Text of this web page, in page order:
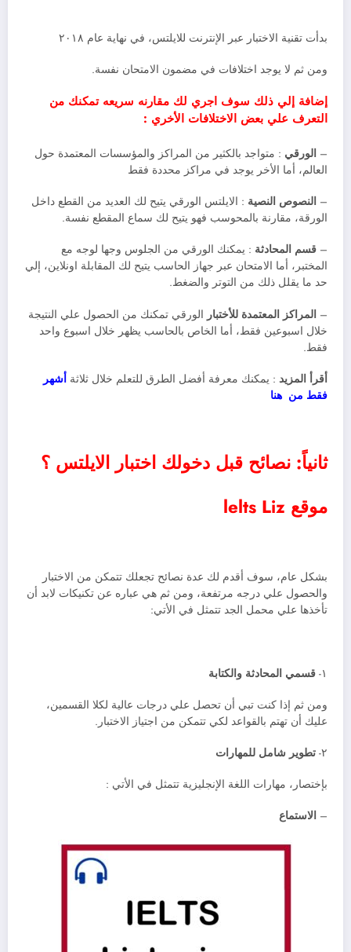
بدأت تقنية الاختبار عبر الإنترنت للايلتس، في نهاية عام ٢٠١٨
ومن ثم لا يوجد اختلافات في مضمون الامتحان نفسة.
إضافة إلي ذلك سوف اجري لك مقارنه سريعه تمكنك من
التعرف علي بعض الاختلافات الأخري :
– الورقي : متواجد بالكثير من المراكز والمؤسسات المعتمدة حول
العالم، أما الأخر يوجد في مراكز محددة فقط
– النصوص النصية : الايلتس الورقي يتيح لك العديد من القطع داخل
الورقة، مقارنة بالمحوسب فهو يتيح لك سماع المقطع نفسة.
– قسم المحادثة : يمكنك الورقي من الجلوس وجها لوجه مع
المختبر، أما الامتحان عبر جهاز الحاسب يتيح لك المقابلة اونلاين، إلي
حد ما يقلل ذلك من التوتر والضغط.
– المراكز المعتمدة للأختبار الورقي تمكنك من الحصول علي النتيجة
خلال اسبوعين فقط، أما الخاص بالحاسب يظهر خلال اسبوع واحد
فقط.
أقرأ المزيد : يمكنك معرفة أفضل الطرق للتعلم خلال ثلاثة أشهر
فقط من هنا
ثانياً: نصائح قبل دخولك اختبار الايلتس ؟
موقع lelts Liz
بشكل عام، سوف أقدم لك عدة نصائح تجعلك تتمكن من الاختبار
والحصول علي درجه مرتفعة، ومن ثم هي عباره عن تكنيكات لابد أن
تأخذها علي محمل الجد تتمثل في الأتي:
١- قسمي المحادثة والكتابة
ومن ثم إذا كنت تبي أن تحصل علي درجات عالية لكلا القسمين،
عليك أن تهتم بالقواعد لكي تتمكن من اجتياز الاختبار.
٢- تطوير شامل للمهارات
بإختصار، مهارات اللغة الإنجليزية تتمثل في الأتي :
– الاستماع